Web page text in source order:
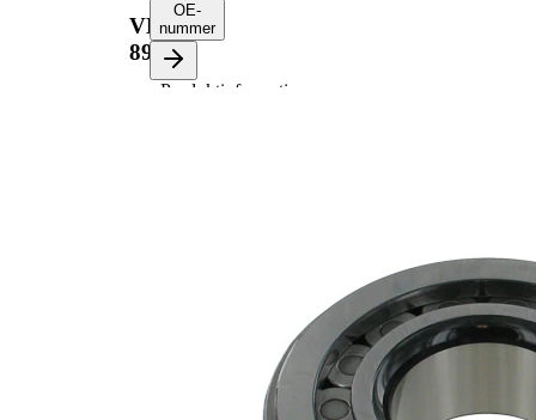
VKT
8999
OE-
nummer
Produktinformation